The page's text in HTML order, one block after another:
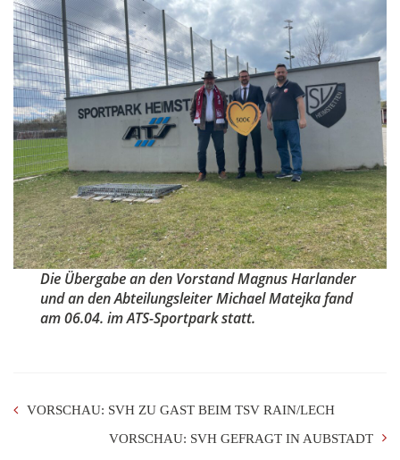
Die Übergabe an den Vorstand Magnus Harlander
und an den Abteilungsleiter Michael Matejka fand
am 06.04. im ATS-Sportpark statt.
VORSCHAU: SVH ZU GAST BEIM TSV RAIN/LECH
VORSCHAU: SVH GEFRAGT IN AUBSTADT